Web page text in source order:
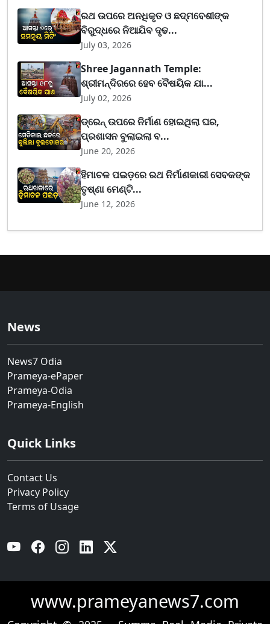
ରଥ ଉପରେ ଅନଧିକୃତ ଓ ଛଦ୍ମବେଶୀଙ୍କ
ବିରୁଦ୍ଧରେ ନିଆଯିବ ଦୃଢ...
July 03, 2026
Shree Jagannath Temple:
ଶ୍ରୀମନ୍ଦିରରେ ହେବ ବୈଷୟିକ ଯା...
July 02, 2026
ଡ୍ରେନ୍ ଉପରେ ନିର୍ମାଣ ହୋଇଥିଲା ଘର,
ପ୍ରଶାସନ ବୁଲାଇଲା ବ...
June 20, 2026
ହିମାଚଳ ପଇଡ଼ରେ ରଥ ନିର୍ମାଣକାରୀ ସେବକଙ୍କ
ତୃଷ୍ଣା ମେଣ୍ଟି...
June 12, 2026
News
News7 Odia
Prameya-ePaper
Prameya-Odia
Prameya-English
Quick Links
Contact Us
Privacy Policy
Terms of Usage
YouTube Facebook Instagram Linkedin
www.prameyanews7.com